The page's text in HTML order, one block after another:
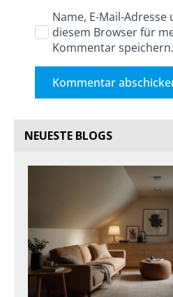
Name, E-Mail-Adresse
diesem Browser für
Kommentar speichern.
NEUESTE BLOGS